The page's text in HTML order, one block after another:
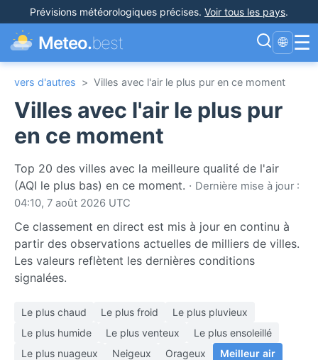
Prévisions météorologiques précises. Voir tous les pays.
Meteo.best 🌐 ☰
vers d'autres > Villes avec l'air le plus pur en ce moment
Villes avec l'air le plus pur
en ce moment
Top 20 des villes avec la meilleure qualité de l'air
(AQI le plus bas) en ce moment. · Dernière mise à jour :
04:10, 7 août 2026 UTC
Ce classement en direct est mis à jour en continu à
partir des observations actuelles de milliers de villes.
Les valeurs reflètent les dernières conditions
signalées.
Le plus chaud Le plus froid
Le plus pluvieux
Le plus humide
Le plus venteux
Le plus ensoleillé
Le plus nuageux
Neigeux Orageux
Meilleur air